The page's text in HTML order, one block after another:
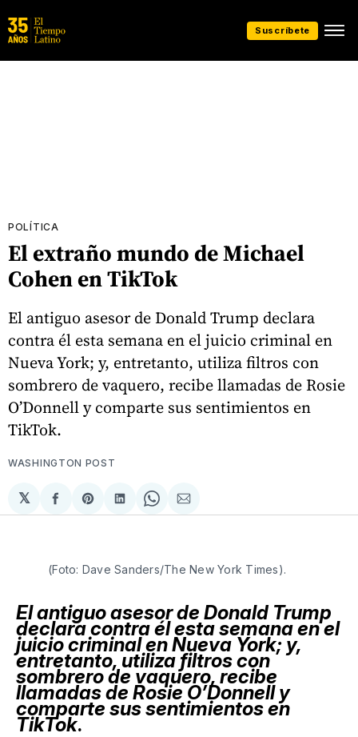
Suscríbete
POLÍTICA
El extraño mundo de Michael
Cohen en TikTok
El antiguo asesor de Donald Trump declara
contra él esta semana en el juicio criminal en
Nueva York; y, entretanto, utiliza filtros con
sombrero de vaquero, recibe llamadas de Rosie
O’Donnell y comparte sus sentimientos en
TikTok.
WASHINGTON POST
𝕏
Compartir
en
Share
on
Compartir
en
Share
on
Compartir
via
(Foto: Dave Sanders/The New York Times).
El antiguo asesor de Donald Trump
declara contra él esta semana en el
juicio criminal en Nueva York; y,
entretanto, utiliza filtros con
sombrero de vaquero, recibe
llamadas de Rosie O’Donnell y
comparte sus sentimientos en
TikTok.